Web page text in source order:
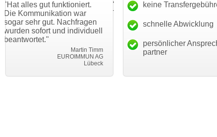
funktioniert.
war
Nachfragen
und individuell
"Danke für den schnellen
Transfer und guten Service!"
Thomas Schäfer
i can eckert communication GmbH
"Ich bin
haben. Die
mein
keine
schnelle Abwicklung
persönlicher
partner